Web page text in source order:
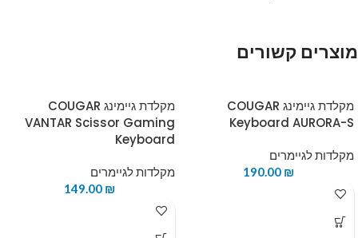
מוצרים קשורים
מקלדת גיימינג COUGAR
Keyboard AURORA-S
מקלדות לגיימרים
190.00 ₪
מקלדת גיימינג COUGAR
VANTAR Scissor Gaming
Keyboard
מקלדות לגיימרים
149.00 ₪